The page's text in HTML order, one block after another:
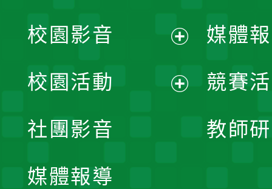
媒體
競賽
教師
校園影音
開
校園活動
社團影音
媒體報導